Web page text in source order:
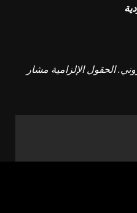
الحقول الإلزامية مشار